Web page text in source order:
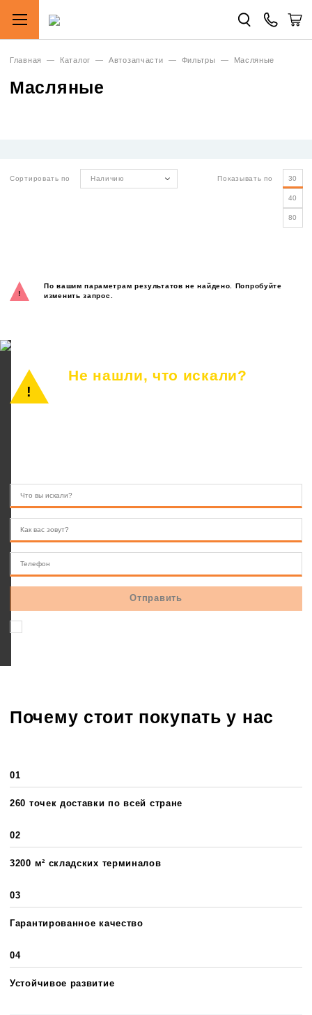
Главная — Каталог — Автозапчасти — Фильтры — Масляные
Масляные
Сортировать по Наличию Показывать по 30
40
80
По вашим параметрам результатов не найдено. Попробуйте
изменить запрос.
Не нашли, что искали?
Почему стоит покупать у нас
01
260 точек доставки по всей стране
02
3200 м² складских терминалов
03
Гарантированное качество
04
Устойчивое развитие